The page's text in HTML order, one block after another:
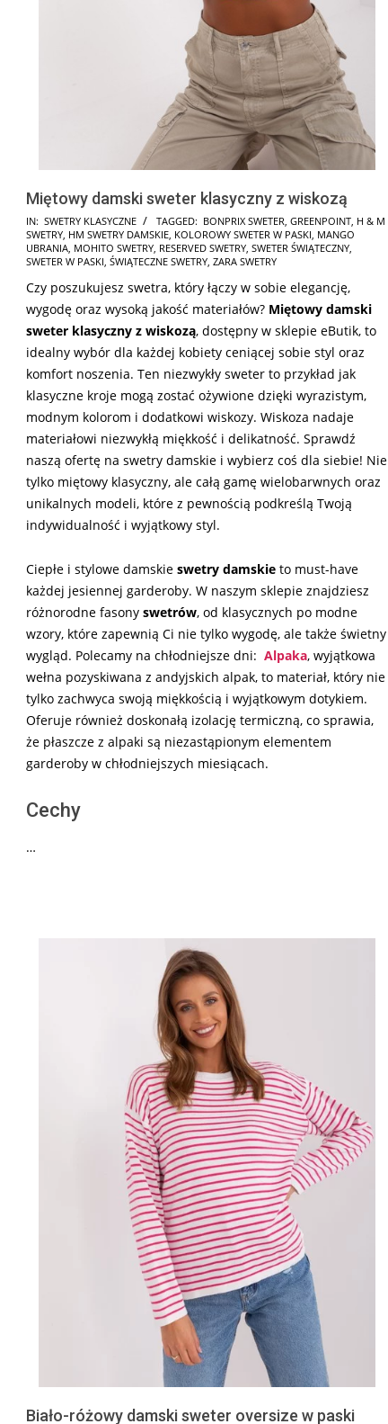
Miętowy damski sweter klasyczny z wiskozą
2025-
11-
20
IN: SWETRY KLASYCZNE TAGGED: BONPRIX SWETER GREENPOINT H & M
SWETRY HM SWETRY DAMSKIE KOLOROWY SWETER W PASKI MANGO
UBRANIA MOHITO SWETRY RESERVED SWETRY SWETER ŚWIĄTECZNY
SWETER W PASKI ŚWIĄTECZNE SWETRY ZARA SWETRY
Czy poszukujesz swetra, który łączy w sobie elegancję,
wygodę oraz wysoką jakość materiałów? Miętowy damski
sweter klasyczny z wiskozą, dostępny w sklepie eButik, to
idealny wybór dla każdej kobiety ceniącej sobie styl oraz
komfort noszenia. Ten niezwykły sweter to przykład jak
klasyczne kroje mogą zostać ożywione dzięki wyrazistym,
modnym kolorom i dodatkowi wiskozy. Wiskoza nadaje
materiałowi niezwykłą miękkość i delikatność. Sprawdź
naszą ofertę na swetry damskie i wybierz coś dla siebie! Nie
tylko miętowy klasyczny, ale całą gamę wielobarwnych oraz
unikalnych modeli, które z pewnością podkreślą Twoją
indywidualność i wyjątkowy styl.
Ciepłe i stylowe damskie swetry damskie to must-have
każdej jesiennej garderoby. W naszym sklepie znajdziesz
różnorodne fasony swetrów, od klasycznych po modne
wzory, które zapewnią Ci nie tylko wygodę, ale także świetny
wygląd. Polecamy na chłodniejsze dni: Alpaka, wyjątkowa
wełna pozyskiwana z andyjskich alpak, to materiał, który nie
tylko zachwyca swoją miękkością i wyjątkowym dotykiem.
Oferuje również doskonałą izolację termiczną, co sprawia,
że płaszcze z alpaki są niezastąpionym elementem
garderoby w chłodniejszych miesiącach.
Cechy
…
Biało-różowy damski sweter oversize w paski